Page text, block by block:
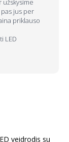
jus per
priklauso
LED